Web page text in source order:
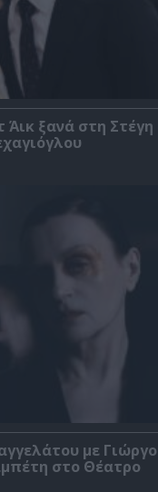
Άικ ξανά στη
με Γιώργο
στο Θέατρο